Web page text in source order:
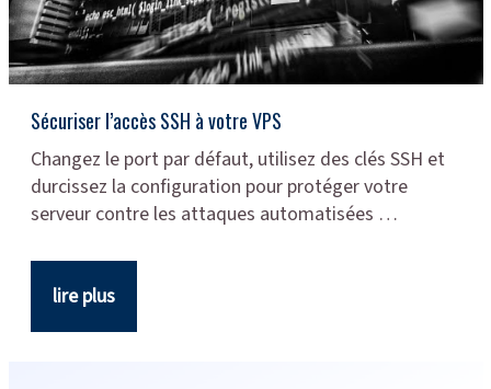
Sécuriser l’accès SSH à votre VPS
Changez le port par défaut, utilisez des clés SSH et
durcissez la configuration pour protéger votre
serveur contre les attaques automatisées …
lire plus